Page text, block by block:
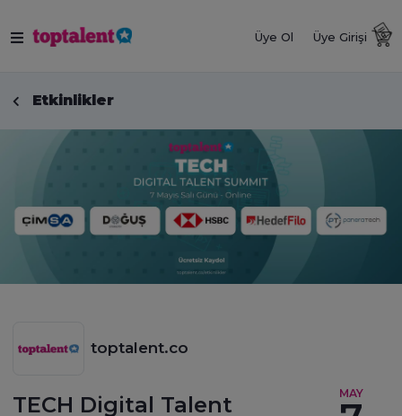
Üye Ol Üye Girişi
Etkinlikler
toptalent.co
TECH Digital Talent
MAY